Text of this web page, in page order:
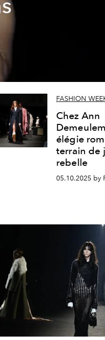
FASHION
Chez Ann
élégie
terrain de
rebelle
05.10.2025 by